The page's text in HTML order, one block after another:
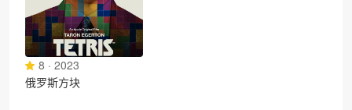
8 · 2023
俄罗斯方块